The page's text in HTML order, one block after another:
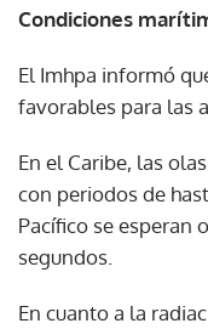
Condiciones
El Imhpa informó
favorables para las
En el Caribe, las
con periodos de
Pacífico se esperan
segundos.
En cuanto a la